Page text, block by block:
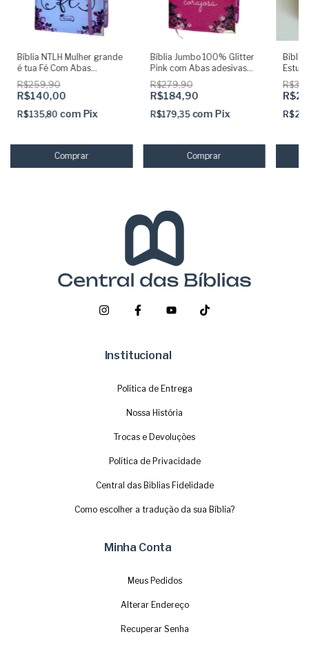
Bíblia NTLH Mulher grande
é tua Fé Com Abas
Adesivas Capa dura
acolchoada + elastico rosa
R$259,90
R$140,00
R$135,80 com Pix
Bíblia Jumbo 100% Glitter
Pink com Abas adesivas
Capa dura Acolchoada e
Harpa
R$279,90
R$184,90
R$179,35 com Pix
Bíblia
Preta
Institucional
Política de Entrega
Nossa História
Trocas e Devoluções
Política de Privacidade
Central das Biblias Fidelidade
Como escolher a tradução da sua Bíblia?
Minha Conta
Meus Pedidos
Alterar Endereço
Recuperar Senha